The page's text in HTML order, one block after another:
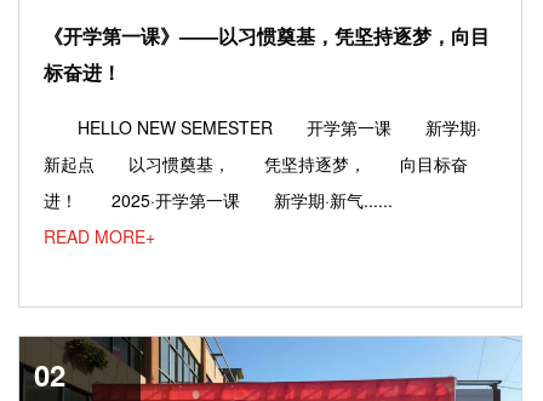
《开学第一课》——以习惯奠基，凭坚持逐梦，向目
标奋进！
HELLO NEW SEMESTER 开学第一课 新学期·
新起点 以习惯奠基， 凭坚持逐梦， 向目标奋
进！ 2025·开学第一课 新学期·新气......
READ MORE+
02